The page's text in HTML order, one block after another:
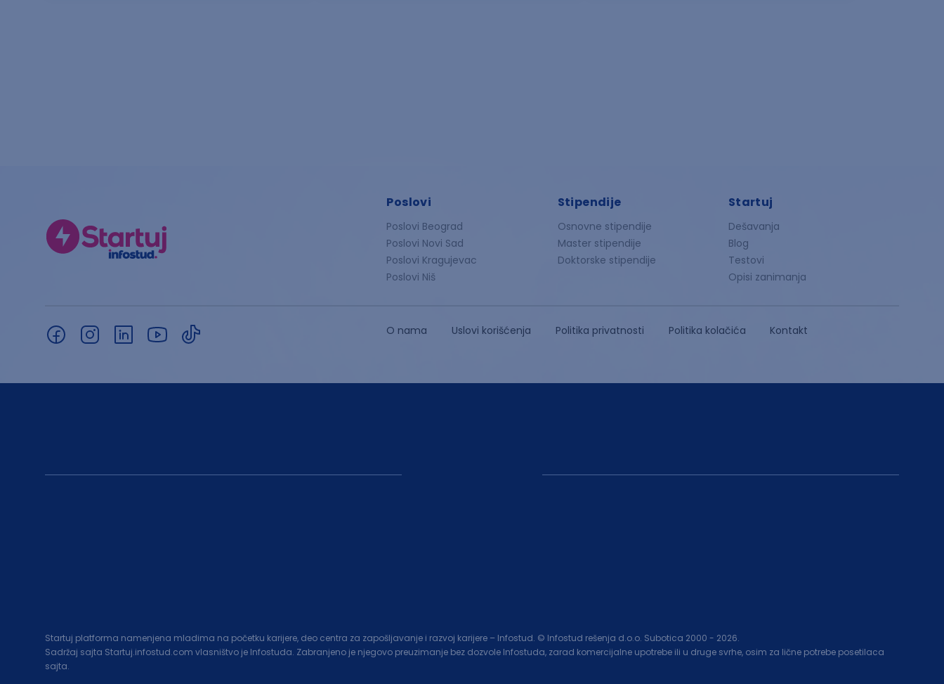
Poslovi
Poslovi Beograd
Poslovi Novi Sad
Poslovi Kragujevac
Poslovi Niš
Stipendije
Osnovne stipendije
Master stipendije
Doktorske stipendije
Startuj
Dešavanja
Blog
Testovi
Opisi zanimanja
O nama Uslovi korišćenja Politika privatnosti Politika kolačića Kontakt
Startuj platforma namenjena mladima na početku karijere, deo centra za zapošljavanje i razvoj karijere – Infostud. © Infostud rešenja d.o.o. Subotica 2000 - 2026.
Sadržaj sajta Startuj.infostud.com vlasništvo je Infostuda. Zabranjeno je njegovo preuzimanje bez dozvole Infostuda, zarad komercijalne upotrebe ili u druge svrhe, osim za lične potrebe posetilaca
sajta.